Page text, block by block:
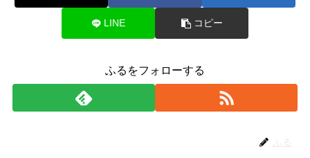
LINE コピー
ふるをフォローする